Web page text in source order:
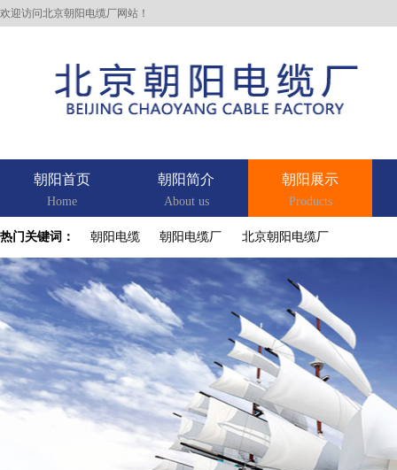
欢迎访问北京朝阳电缆厂网站！
朝阳首页
Home
朝阳简介
About us
朝阳展示
Products
热门关键词： 朝阳电缆 朝阳电缆厂 北京朝阳电缆厂